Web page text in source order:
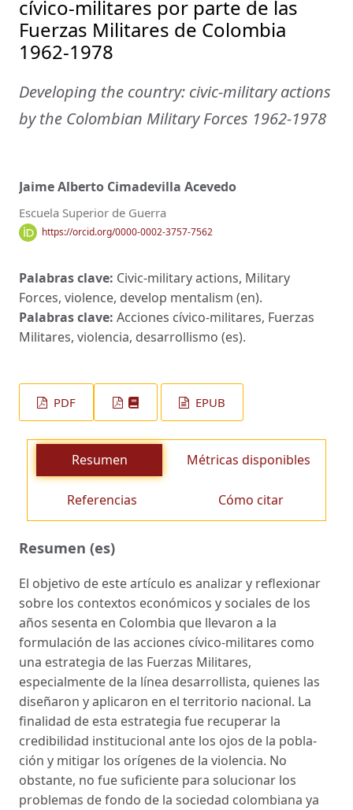
cívico-militares por parte de las
Fuerzas Militares de Colombia
1962-1978
Developing the country: civic-military actions
by the Colombian Military Forces 1962-1978
Jaime Alberto Cimadevilla Acevedo
Escuela Superior de Guerra
https://orcid.org/0000-0002-3757-7562
Palabras clave: Civic-military actions, Military
Forces, violence, develop mentalism (en).
Palabras clave: Acciones cívico-militares, Fuerzas
Militares, violencia, desarrollismo (es).
PDF EPUB
Resumen Métricas disponibles
Referencias Cómo citar
Resumen (es)
El objetivo de este artículo es analizar y reflexionar
sobre los contextos económicos y sociales de los
años sesenta en Colombia que llevaron a la
formulación de las acciones cívico-militares como
una estrategia de las Fuerzas Militares,
especialmente de la línea desarrollista, quienes las
diseñaron y aplicaron en el territorio nacional. La
finalidad de esta estra­tegia fue recuperar la
credibilidad institucional ante los ojos de la pobla­
ción y mitigar los orígenes de la violencia. No
obstante, no fue suficiente para solucionar los
problemas de fondo de la sociedad colombiana ya